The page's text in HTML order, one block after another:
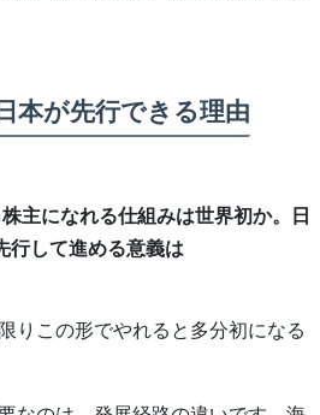
本が先行できる理由
主になれる仕組みは世界初か。日
行して進める意義は
りこの形でやれると多分初になる